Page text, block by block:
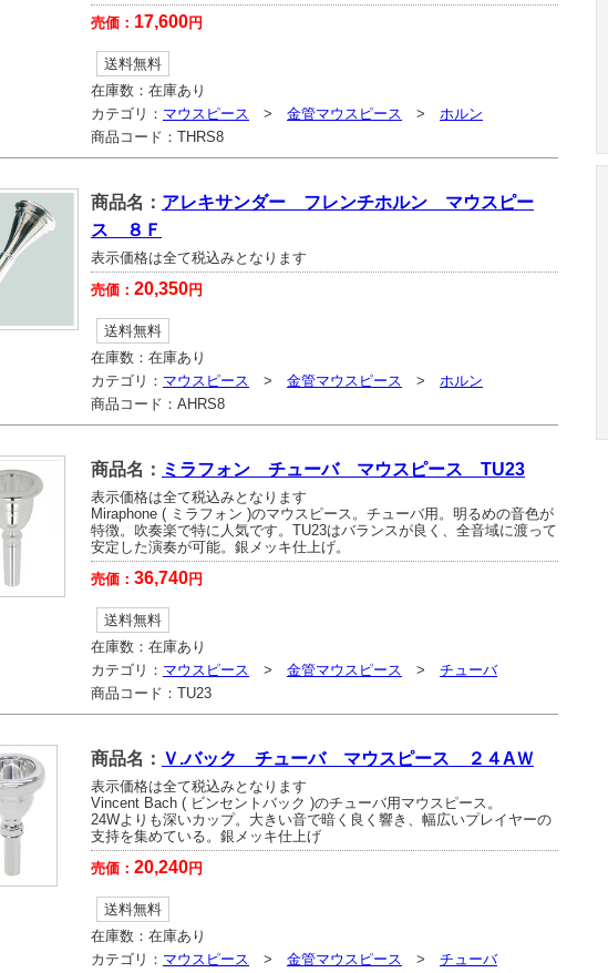
売価： 17,600円
送料無料
在庫数： 在庫あり
カテゴリ： マウスピース > 金管マウスピース > ホルン
商品コード： THRS8
商品名： アレキサンダー フレンチホルン マウスピー
ス ８Ｆ
表示価格は全て税込みとなります
売価： 20,350円
送料無料
在庫数： 在庫あり
カテゴリ： マウスピース > 金管マウスピース > ホルン
商品コード： AHRS8
商品名： ミラフォン チューバ マウスピース TU23
表示価格は全て税込みとなります
Miraphone ( ミラフォン )のマウスピース。チューバ用。明るめの音色が
特徴。吹奏楽で特に人気です。TU23はバランスが良く、全音域に渡って
安定した演奏が可能。銀メッキ仕上げ。
売価： 36,740円
送料無料
在庫数： 在庫あり
カテゴリ： マウスピース > 金管マウスピース > チューバ
商品コード： TU23
商品名： Ｖ.バック チューバ マウスピース ２４AＷ
表示価格は全て税込みとなります
Vincent Bach ( ビンセントバック )のチューバ用マウスピース。
24Wよりも深いカップ。大きい音で暗く良く響き、幅広いプレイヤーの
支持を集めている。銀メッキ仕上げ
売価： 20,240円
送料無料
在庫数： 在庫あり
カテゴリ： マウスピース > 金管マウスピース > チューバ